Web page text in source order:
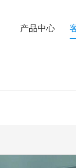
产品中心